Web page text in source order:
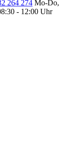
264 274 Mo-Do,
- 12:00 Uhr